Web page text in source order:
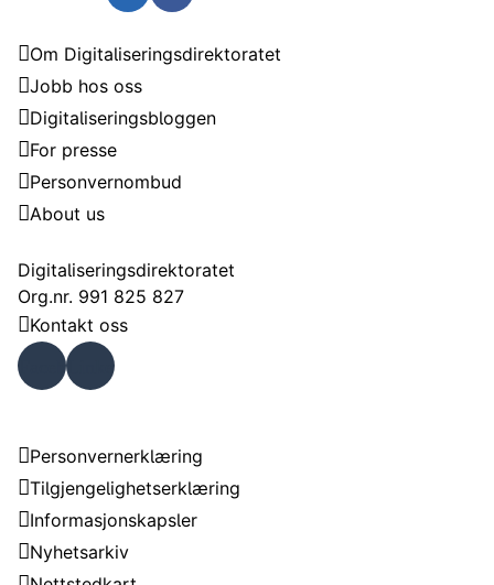
Om Digitaliseringsdirektoratet
Jobb hos oss
Digitaliseringsbloggen
For presse
Personvernombud
About us
Digitaliseringsdirektoratet
Org.nr. 991 825 827
Kontakt oss
Faceb
Personvernerklæring
Tilgjengelighetserklæring
Informasjonskapsler
Nyhetsarkiv